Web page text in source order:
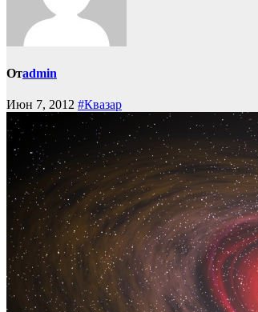
Отadmin
Июн 7, 2012 #Квазар